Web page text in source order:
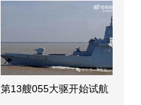
第13艘055大驱开始试航